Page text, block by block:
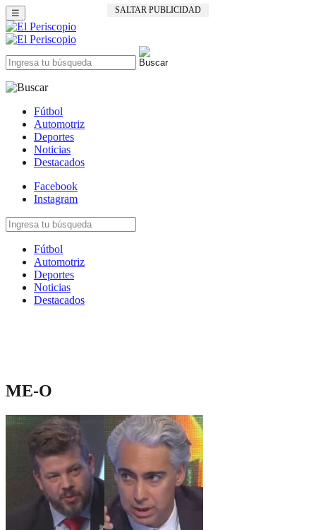
SALTAR PUBLICIDAD
☰
Fútbol
Automotriz
Deportes
Noticias
Destacados
Facebook
Instagram
Fútbol
Automotriz
Deportes
Noticias
Destacados
ME-O